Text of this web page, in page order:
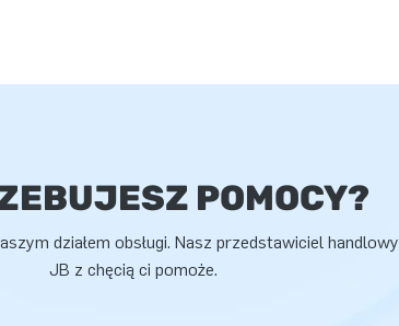
POMOCY?
działem obsługi. Nasz przedstawiciel handlowy
JB z chęcią ci pomoże.